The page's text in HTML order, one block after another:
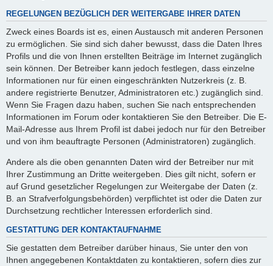
REGELUNGEN BEZÜGLICH DER WEITERGABE IHRER DATEN
Zweck eines Boards ist es, einen Austausch mit anderen Personen
zu ermöglichen. Sie sind sich daher bewusst, dass die Daten Ihres
Profils und die von Ihnen erstellten Beiträge im Internet zugänglich
sein können. Der Betreiber kann jedoch festlegen, dass einzelne
Informationen nur für einen eingeschränkten Nutzerkreis (z. B.
andere registrierte Benutzer, Administratoren etc.) zugänglich sind.
Wenn Sie Fragen dazu haben, suchen Sie nach entsprechenden
Informationen im Forum oder kontaktieren Sie den Betreiber. Die E-
Mail-Adresse aus Ihrem Profil ist dabei jedoch nur für den Betreiber
und von ihm beauftragte Personen (Administratoren) zugänglich.
Andere als die oben genannten Daten wird der Betreiber nur mit
Ihrer Zustimmung an Dritte weitergeben. Dies gilt nicht, sofern er
auf Grund gesetzlicher Regelungen zur Weitergabe der Daten (z.
B. an Strafverfolgungsbehörden) verpflichtet ist oder die Daten zur
Durchsetzung rechtlicher Interessen erforderlich sind.
GESTATTUNG DER KONTAKTAUFNAHME
Sie gestatten dem Betreiber darüber hinaus, Sie unter den von
Ihnen angegebenen Kontaktdaten zu kontaktieren, sofern dies zur